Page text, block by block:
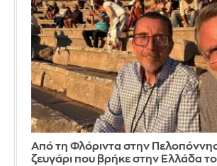
Από τη Φλόριντα στην
ζευγάρι που βρήκε στην Ελλάδα